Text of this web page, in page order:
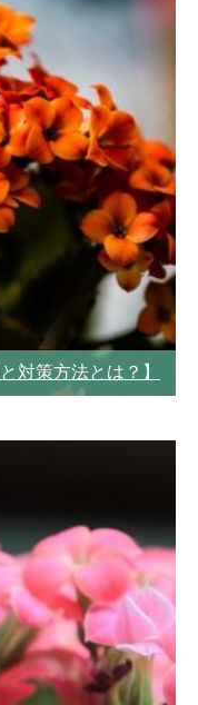
対策方法とは？】